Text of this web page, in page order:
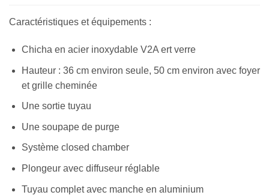
Caractéristiques et équipements :
Chicha en acier inoxydable V2A ert verre
Hauteur : 36 cm environ seule, 50 cm environ avec foyer
et grille cheminée
Une sortie tuyau
Une soupape de purge
Système closed chamber
Plongeur avec diffuseur réglable
Tuyau complet avec manche en aluminium